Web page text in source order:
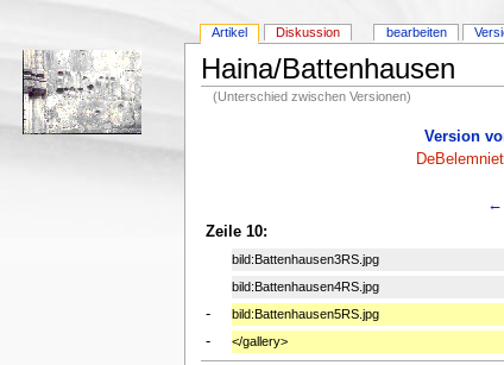
Haina/Battenhausen
(Unterschied zwischen Versionen)
Version
DeBelemniet
←
Zeile 10:
bild:Battenhausen3RS.jpg
bild:Battenhausen4RS.jpg
- bild:Battenhausen5RS.jpg
- </gallery>
Artikel Diskussion bearbeiten